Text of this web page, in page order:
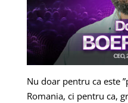
Nu doar pentru ca este
Romania, ci pentru ca,